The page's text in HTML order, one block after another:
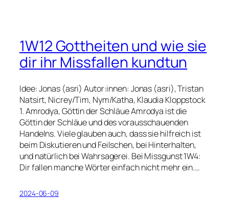
1W12 Gottheiten und wie sie
dir ihr Missfallen kundtun
Idee: Jonas (asri) Autor:innen: Jonas (asri), Tristan
Natsirt, Nicrey/Tim, Nym/Katha, Klaudia Kloppstock
1. Amrodya, Göttin der Schläue Amrodya ist die
Göttin der Schläue und des vorausschauenden
Handelns. Viele glauben auch, dass sie hilfreich ist
beim Diskutieren und Feilschen, bei Hinterhalten,
und natürlich bei Wahrsagerei. Bei Missgunst 1W4:
Dir fallen manche Wörter einfach nicht mehr ein.…
2024-06-09